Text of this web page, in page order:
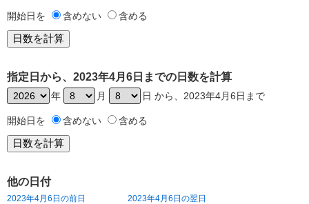
開始日を 含めない 含める
指定日から、2023年4月6日までの日数を計算
年 月 日 から、2023年4月6日まで
開始日を 含めない 含める
他の日付
2023年4月6日の前日
2023年4月6日の翌日